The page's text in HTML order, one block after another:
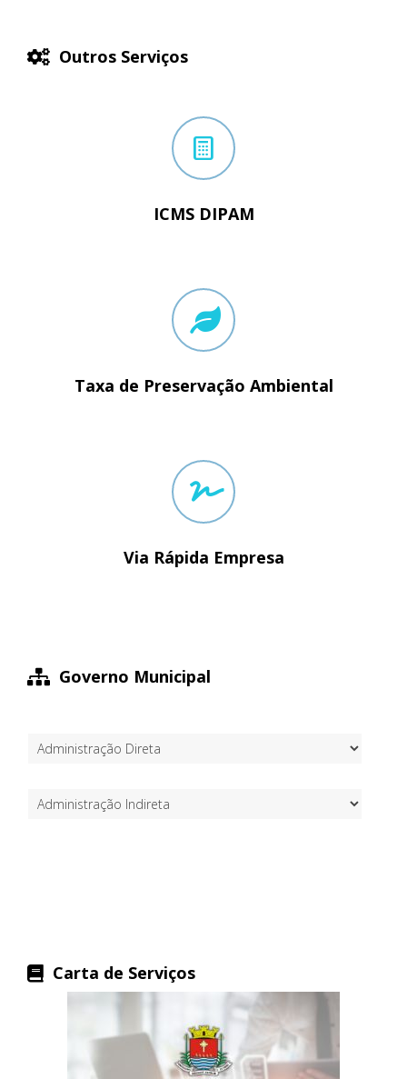
Outros Serviços
ICMS DIPAM
Taxa de Preservação Ambiental
Via Rápida Empresa
Governo Municipal
Carta de Serviços